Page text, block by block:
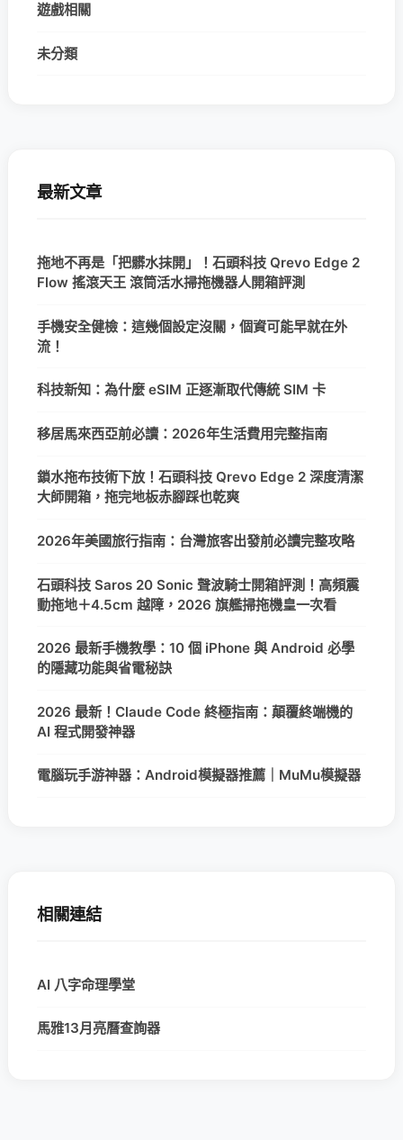
遊戲相關
未分類
最新文章
拖地不再是「把髒水抹開」！石頭科技 Qrevo Edge 2
Flow 搖滾天王 滾筒活水掃拖機器人開箱評測
手機安全健檢：這幾個設定沒關，個資可能早就在外
流！
科技新知：為什麼 eSIM 正逐漸取代傳統 SIM 卡
移居馬來西亞前必讀：2026年生活費用完整指南
鎖水拖布技術下放！石頭科技 Qrevo Edge 2 深度清潔
大師開箱，拖完地板赤腳踩也乾爽
2026年美國旅行指南：台灣旅客出發前必讀完整攻略
石頭科技 Saros 20 Sonic 聲波騎士開箱評測！高頻震
動拖地＋4.5cm 越障，2026 旗艦掃拖機皇一次看
2026 最新手機教學：10 個 iPhone 與 Android 必學
的隱藏功能與省電秘訣
2026 最新！Claude Code 終極指南：顛覆終端機的
AI 程式開發神器
電腦玩手游神器：Android模擬器推薦｜MuMu模擬器
相關連結
AI 八字命理學堂
馬雅13月亮曆查詢器